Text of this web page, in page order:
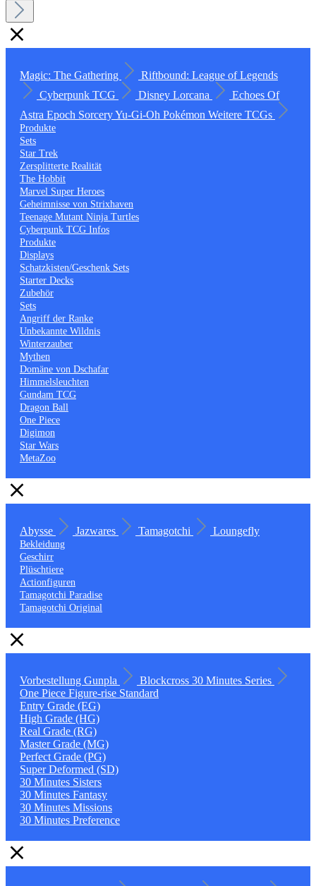
Magic: The Gathering
Riftbound: League of Legends
Cyberpunk TCG
Disney Lorcana
Echoes Of
Astra Epoch SorceryYu-Gi-Oh Pokémon Weitere TCGs
Produkte
Sets
Star Trek
Zersplitterte Realität
The Hobbit
Marvel Super Heroes
Geheimnisse von Strixhaven
Teenage Mutant Ninja Turtles
Cyberpunk TCG Infos
Produkte
Displays
Schatzkisten/Geschenk Sets
Starter Decks
Zubehör
Sets
Angriff der Ranke
Unbekannte Wildnis
Winterzauber
Mythen
Domäne von Dschafar
Himmelsleuchten
Gundam TCG
Dragon Ball
One Piece
Digimon
Star Wars
MetaZoo
Abysse Jazwares Tamagotchi Loungefly
Bekleidung
Geschirr
Plüschtiere
Actionfiguren
Tamagotchi Paradise
Tamagotchi Original
Vorbestellung Gunpla Blockcross 30 Minutes Series
One Piece Figure-rise Standard
Entry Grade (EG)
High Grade (HG)
Real Grade (RG)
Master Grade (MG)
Perfect Grade (PG)
Super Deformed (SD)
30 Minutes Sisters
30 Minutes Fantasy
30 Minutes Missions
30 Minutes Preference